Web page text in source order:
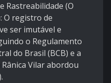
Rastreabilidade (O
O registro de
ser imutável e
o Regulamento
do Brasil (BCB) e a
Rânica Vilar abordou